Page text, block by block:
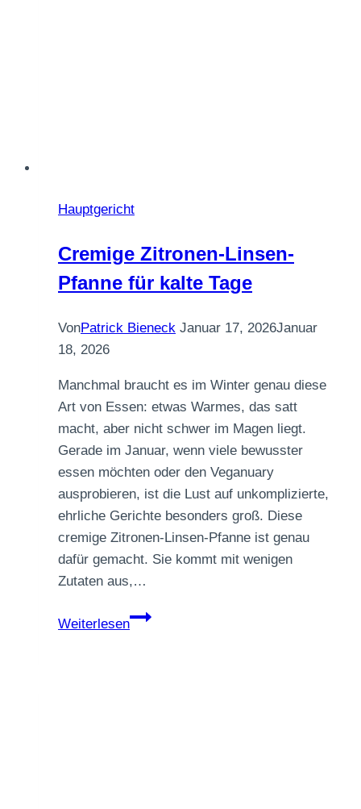
Hauptgericht
Cremige Zitronen-Linsen-
Pfanne für kalte Tage
VonPatrick Bieneck Januar 17, 2026Januar
18, 2026
Manchmal braucht es im Winter genau diese
Art von Essen: etwas Warmes, das satt
macht, aber nicht schwer im Magen liegt.
Gerade im Januar, wenn viele bewusster
essen möchten oder den Veganuary
ausprobieren, ist die Lust auf unkomplizierte,
ehrliche Gerichte besonders groß. Diese
cremige Zitronen-Linsen-Pfanne ist genau
dafür gemacht. Sie kommt mit wenigen
Zutaten aus,…
Weiterlesen
Cremige